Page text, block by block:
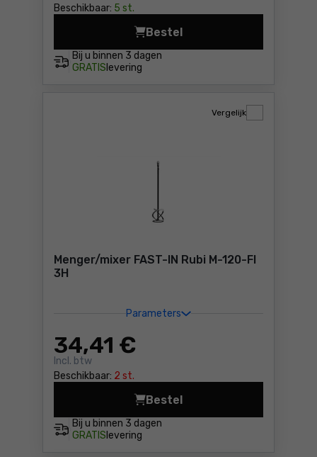
Beschikbaar: 5 st.
Bij u binnen 3 dagen
GRATIS levering
Bestel
Diamantzaagblad Rubi CSV
Menger/mixer FAST-IN Rubi M-120-FI
3H
Parameters
34,41 €
Incl. btw
Beschikbaar: 2 st.
Vergelijk
Bij u binnen 3 dagen
GRATIS levering
Bestel
Menger/mixer FAST-IN